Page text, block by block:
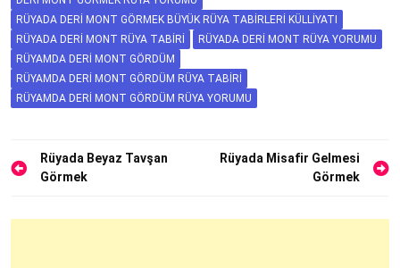
RÜYADA DERI MONT GÖRMEK BÜYÜK RÜYA TABIRLERI KÜLLIYATI
RÜYADA DERI MONT RÜYA TABIRI
RÜYADA DERI MONT RÜYA YORUMU
RÜYAMDA DERI MONT GÖRDÜM
RÜYAMDA DERI MONT GÖRDÜM RÜYA TABIRI
RÜYAMDA DERI MONT GÖRDÜM RÜYA YORUMU
Yazı
gezinmesi
Rüyada Beyaz Tavşan
Görmek
Rüyada Misafir Gelmesi
Görmek